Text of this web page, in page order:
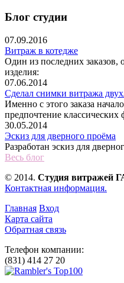
Блог студии
07.09.2016
Витраж в котедже
Один из последних заказов,
изделия:
07.06.2014
Сделал снимки витража
Именно с этого заказа
предпочтение классических
30.05.2014
Эскиз для дверного проёма
Разработан эскиз для
Весь блог
© 2014. Студия витражей
Контактная информация.
Главная Вход
Карта сайта
Обратная связь
Телефон компании:
(831) 414 27 20